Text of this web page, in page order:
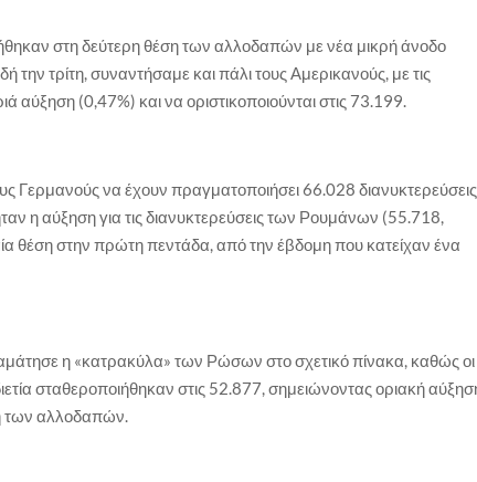
στη δεύτερη θέση των αλλοδαπών με νέα μικρή άνοδο
την τρίτη, συναντήσαμε και πάλι τους Αμερικανούς, με τις
αύξηση (0,47%) και να οριστικοποιούνται στις 73.199.
Γερμανούς να έχουν πραγματοποιήσει 66.028 διανυκτερεύσεις
η αύξηση για τις διανυκτερεύσεις των Ρουμάνων (55.718,
θέση στην πρώτη πεντάδα, από την έβδομη που κατείχαν ένα
η «κατρακύλα» των Ρώσων στο σχετικό πίνακα, καθώς οι
σταθεροποιήθηκαν στις 52.877, σημειώνοντας οριακή
των αλλοδαπών.